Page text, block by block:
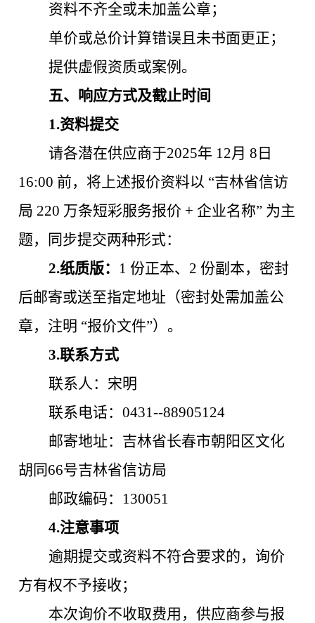
资料不齐全或未加盖公章；
单价或总价计算错误且未书面更正；
提供虚假资质或案例。
五、响应方式及截止时间
1.资料提交
请各潜在供应商于2025年 12月 8 日
16:00 前，将上述报价资料以 “吉林省信访
局 220 万条短彩服务报价 + 企业名称” 为主
题，同步提交两种形式：
2.纸质版： 1 份正本、2 份副本，密封
后邮寄或送至指定地址（密封处需加盖公
章，注明 “报价文件”）。
3.联系方式
联系人： 宋明
联系电话：0431--88905124
邮寄地址：吉林省长春市朝阳区文化
胡同66号吉林省信访局
邮政编码： 130051
4.注意事项
逾期提交或资料不符合要求的，询价
方有权不予接收；
本次询价不收取费用，供应商参与报